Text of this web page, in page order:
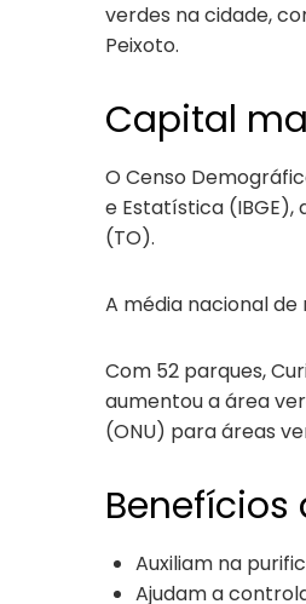
verdes na cidade,
Peixoto.
Capital
O Censo
e Estatística (IBGE),
(TO).
A média nacional de
Com 52 parques,
aumentou a área
(ONU) para áreas
Auxiliam na
Ajudam a